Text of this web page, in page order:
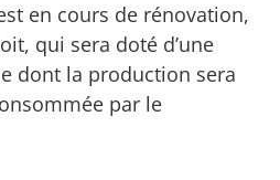
en cours de rénovation,
qui sera doté d’une
dont la production sera
par le